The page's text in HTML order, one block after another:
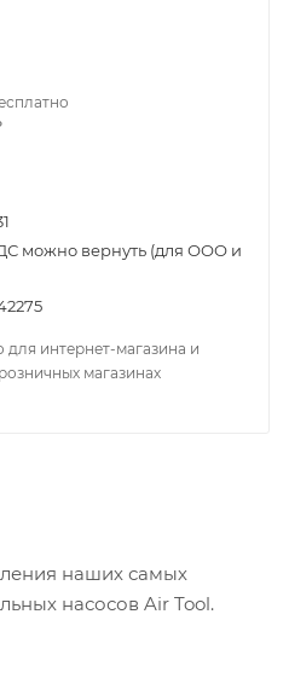
можно вернуть (для ООО и
для интернет-магазина и
магазинах
наших самых
насосов Air Tool.